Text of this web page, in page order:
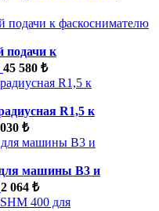
подачи к
45 580 ₺
R1,5 к
₺
для машины B3 и
2 064 ₺